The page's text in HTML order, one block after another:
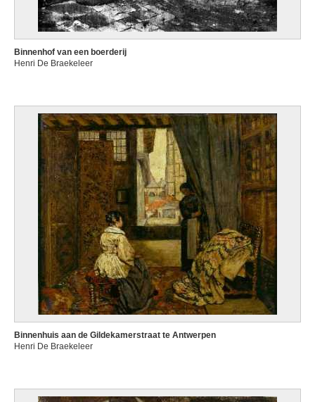
Binnenhof van een boerderij
Henri De Braekeleer
Binnenhuis aan de Gildekamerstraat te Antwerpen
Henri De Braekeleer